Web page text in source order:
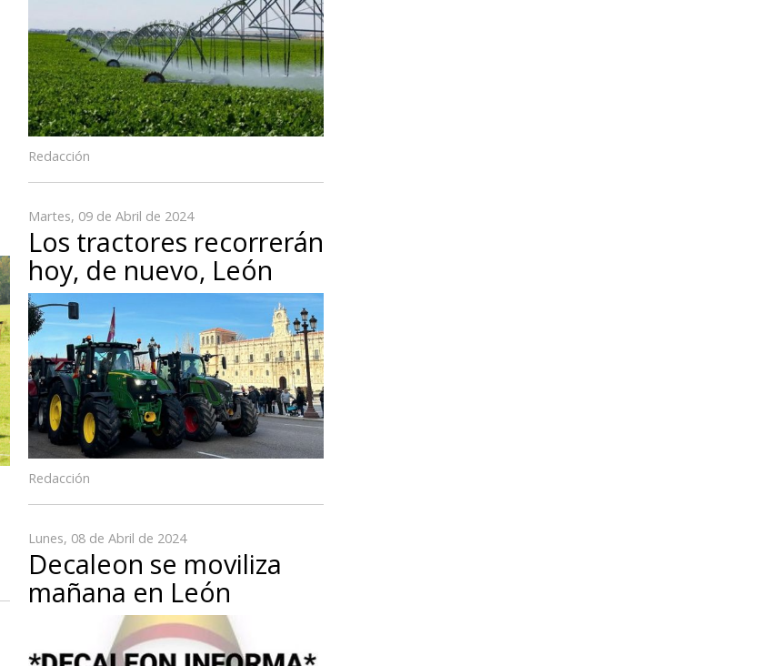
Redacción
Martes, 09 de Abril de 2024
Los tractores recorrerán
hoy, de nuevo, León
Redacción
Lunes, 08 de Abril de 2024
Decaleon se moviliza
mañana en León